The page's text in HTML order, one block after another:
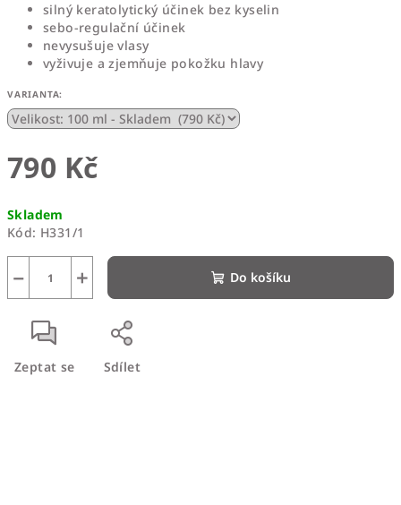
silný keratolytický účinek bez kyselin
sebo-regulační účinek
nevysušuje vlasy
vyživuje a zjemňuje pokožku hlavy
VARIANTA:
790 Kč
cena:
Skladem
Kód: H331/1
+
− Do košíku
Zeptat se Sdílet